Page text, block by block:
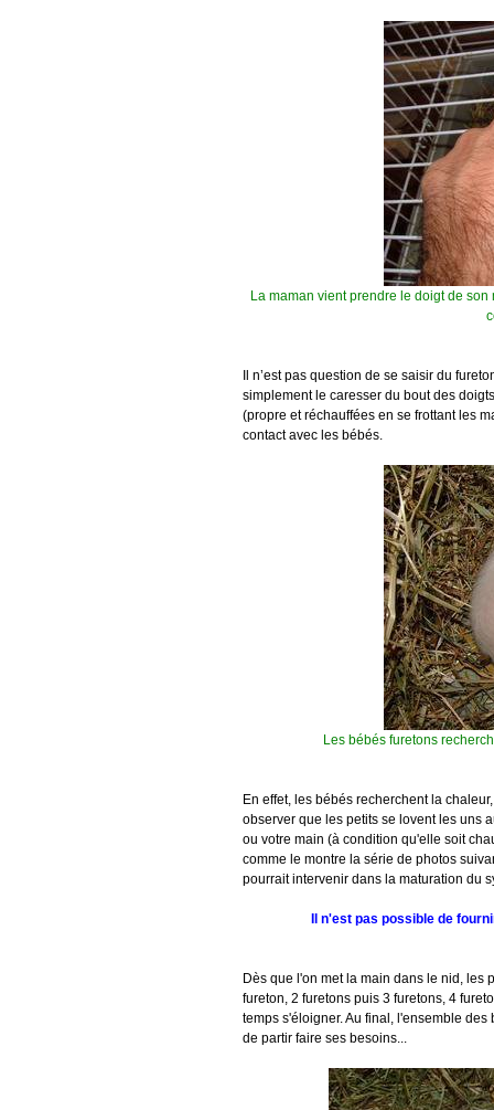
La maman vient prendre le doigt de
Il n’est pas question de se saisir du
simplement le caresser du bout des
(propre et réchauffées en se frottant les
contact avec les bébés.
Les bébés furetons
En effet, les bébés recherchent la
observer que les petits se lovent les uns
ou votre main (à condition qu'elle soit
comme le montre la série de photos
pourrait intervenir dans la maturation du
Il n'est pas possible de
Dès que l'on met la main dans le nid, les
fureton, 2 furetons puis 3 furetons, 4
temps s'éloigner. Au final, l'ensemble
de partir faire ses besoins...